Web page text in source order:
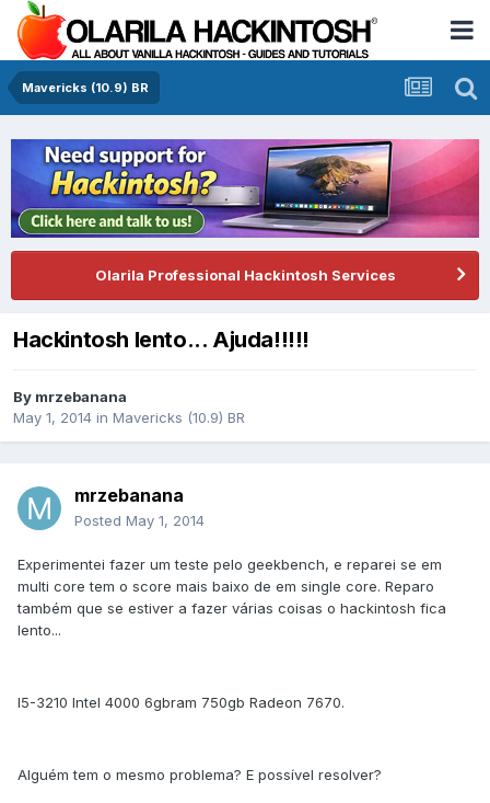
Mavericks (10.9) BR
Olarila Professional Hackintosh Services
Hackintosh lento... Ajuda!!!!!
By mrzebanana
May 1, 2014 in Mavericks (10.9) BR
mrzebanana
Posted May 1, 2014
Experimentei fazer um teste pelo geekbench, e reparei se em
multi core tem o score mais baixo de em single core. Reparo
também que se estiver a fazer várias coisas o hackintosh fica
lento...
I5-3210 Intel 4000 6gbram 750gb Radeon 7670.
Alguém tem o mesmo problema? E possível resolver?